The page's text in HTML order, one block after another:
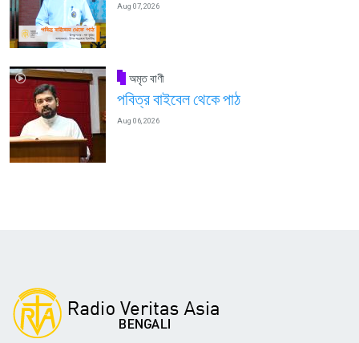
Aug 07, 2026
অমৃত বাণী
পবিত্র বাইবেল থেকে পাঠ
Aug 06, 2026